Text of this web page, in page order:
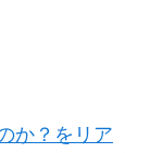
か？をリア